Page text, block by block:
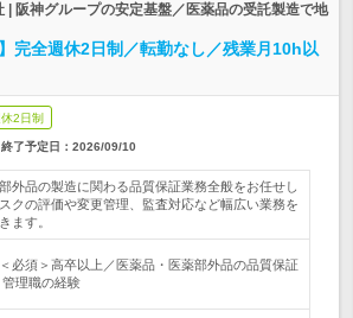
| 阪神グループの安定基盤／医薬品の受託製造で地
完全週休2日制／転勤なし／残業月10h以
2日制
終了予定日： 2026/09/10
外品の製造に関わる品質保証業務全般をお任せし
クの評価や変更管理、監査対応など幅広い業務を
ます。
必須＞高卒以上／医薬品・医薬部外品の品質保証
理職の経験